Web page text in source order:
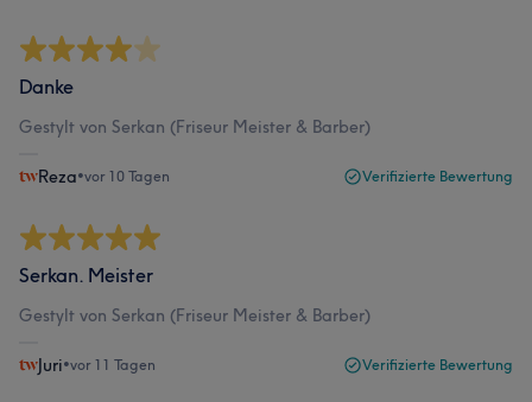
Danke
Gestylt von Serkan (Friseur Meister & Barber)
Reza•vor 10 Tagen Verifizierte Bewertung
Serkan. Meister
Gestylt von Serkan (Friseur Meister & Barber)
Juri•vor 11 Tagen Verifizierte Bewertung